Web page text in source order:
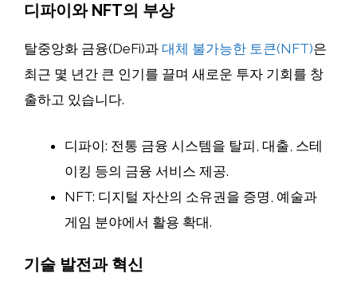
디파이와 NFT의 부상
탈중앙화 금융(DeFi)과 대체 불가능한 토큰(NFT)은
최근 몇 년간 큰 인기를 끌며 새로운 투자 기회를 창
출하고 있습니다.
디파이: 전통 금융 시스템을 탈피, 대출, 스테
이킹 등의 금융 서비스 제공.
NFT: 디지털 자산의 소유권을 증명, 예술과
게임 분야에서 활용 확대.
기술 발전과 혁신